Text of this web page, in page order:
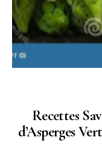
Recettes
d’Asperges